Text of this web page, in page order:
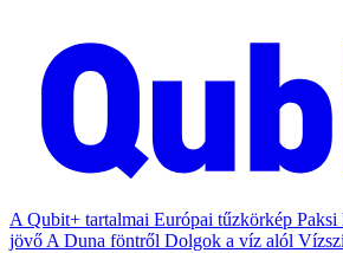
A Qubit+ tartalmai Európai tűzkörkép Paksi
jövő A Duna föntről Dolgok a víz alól